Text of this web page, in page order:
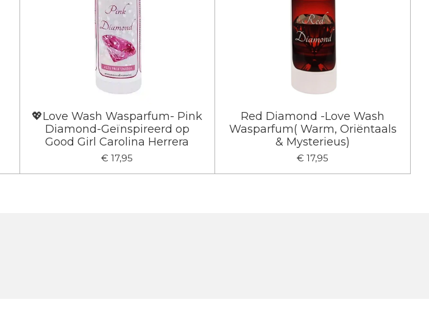
💖Love Wash Wasparfum- Pink
Diamond-Geïnspireerd op
Good Girl Carolina Herrera
€ 17,95
Red Diamond -Love Wash
Wasparfum( Warm, Oriëntaals
& Mysterieus)
€ 17,95